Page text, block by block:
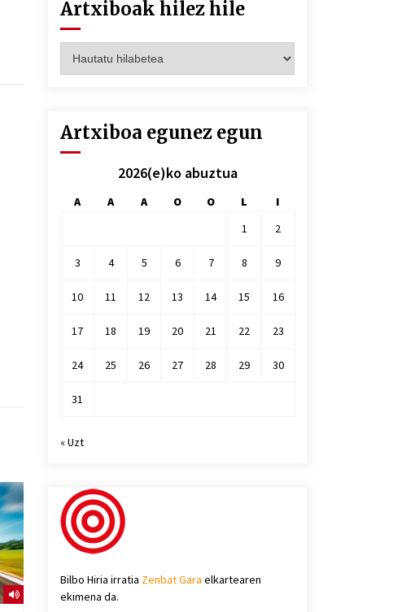
Artxiboak hilez hile
hilez
Artxiboa egunez egun
2026(e)ko abuztua
A A A O O L
I
1
2
3 4 5 6 7 8 9
10 11 12 13 14 15 16
17 18 19 20 21 22 23
24 25 26 27 28 29 30
31
« Uzt
Bilbo Hiria irratia Zenbat Gara elkartearen
ekimena da.